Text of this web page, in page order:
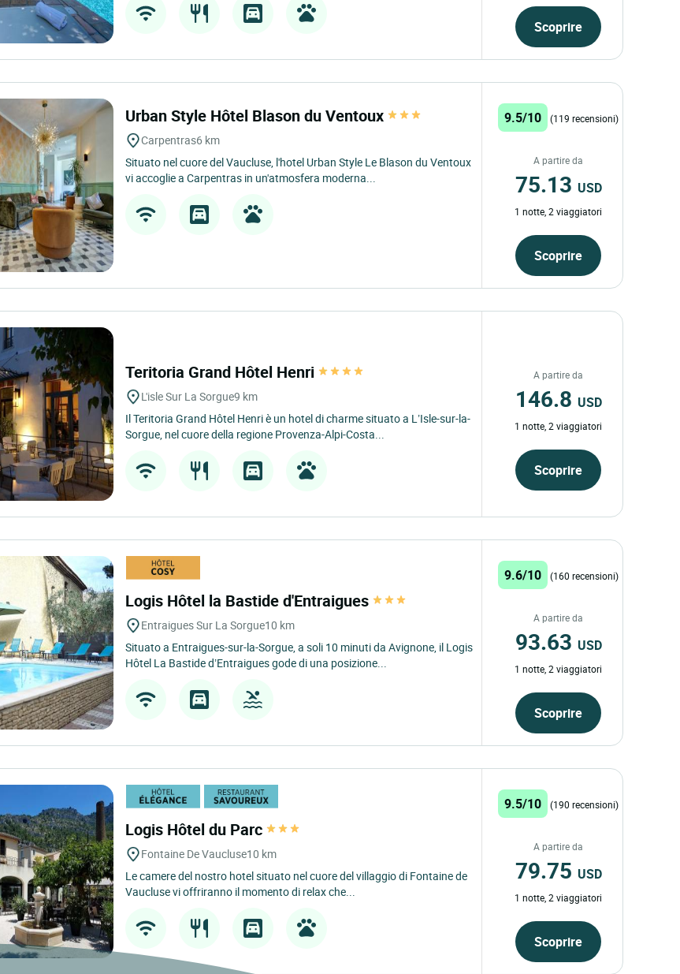
Scoprire
Urban Style Hôtel Blason du Ventoux
Carpentras6 km
Situato nel cuore del Vaucluse, l'hotel Urban Style Le Blason du Ventoux
vi accoglie a Carpentras in un'atmosfera moderna...
9.5/10 (119 recensioni)
A partire da
75.13 USD
1 notte, 2 viaggiatori
Scoprire
Teritoria Grand Hôtel Henri
L'isle Sur La Sorgue9 km
Il Teritoria Grand Hôtel Henri è un hotel di charme situato a L’Isle-sur-la-
Sorgue, nel cuore della regione Provenza-Alpi-Costa...
A partire da
146.8 USD
1 notte, 2 viaggiatori
Scoprire
Logis Hôtel la Bastide d'Entraigues
Entraigues Sur La Sorgue10 km
Situato a Entraigues-sur-la-Sorgue, a soli 10 minuti da Avignone, il Logis
Hôtel La Bastide d’Entraigues gode di una posizione...
9.6/10 (160 recensioni)
A partire da
93.63 USD
1 notte, 2 viaggiatori
Scoprire
Logis Hôtel du Parc
Fontaine De Vaucluse10 km
Le camere del nostro hotel situato nel cuore del villaggio di Fontaine de
Vaucluse vi offriranno il momento di relax che...
9.5/10 (190 recensioni)
A partire da
79.75 USD
1 notte, 2 viaggiatori
Scoprire